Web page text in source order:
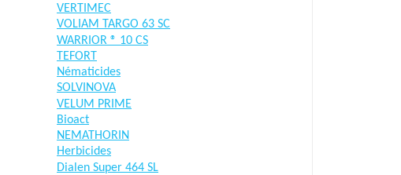
VERTIMEC
VOLIAM TARGO 63 SC
WARRIOR ® 10 CS
TEFORT
Nématicides
SOLVINOVA
VELUM PRIME
Bioact
NEMATHORIN
Herbicides
Dialen Super 464 SL